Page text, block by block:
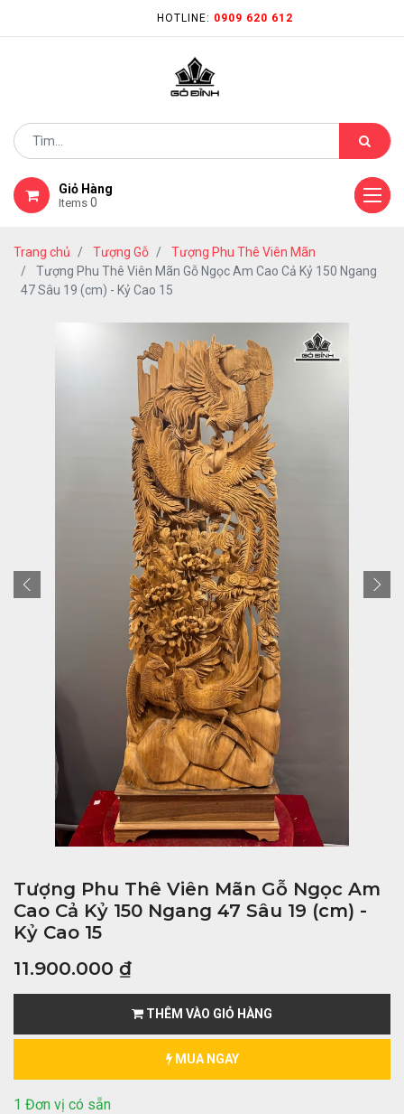
HOTLINE: 0909 620 612
Giỏ Hàng
Items 0
Trang chủ Tượng Gỗ
Tượng Phu Thê Viên Mãn
Tượng Phu Thê Viên Mãn Gỗ Ngọc Am Cao Cả Kỷ 150 Ngang
47 Sâu 19 (cm) - Kỷ Cao 15
Tượng Phu Thê Viên Mãn Gỗ Ngọc Am
Cao Cả Kỷ 150 Ngang 47 Sâu 19 (cm) -
Kỷ Cao 15
11.900.000 ₫
THÊM VÀO GIỎ HÀNG
MUA NGAY
1 Đơn vị có sẵn